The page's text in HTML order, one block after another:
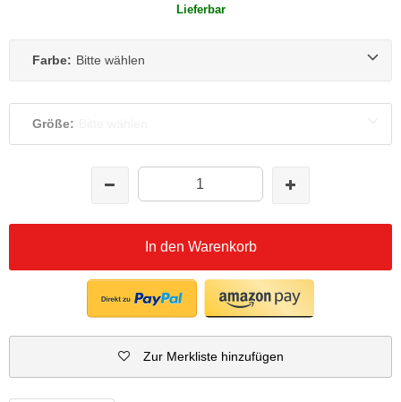
Lieferbar
Farbe: Bitte wählen
Größe:
In den Warenkorb
Zur Merkliste hinzufügen